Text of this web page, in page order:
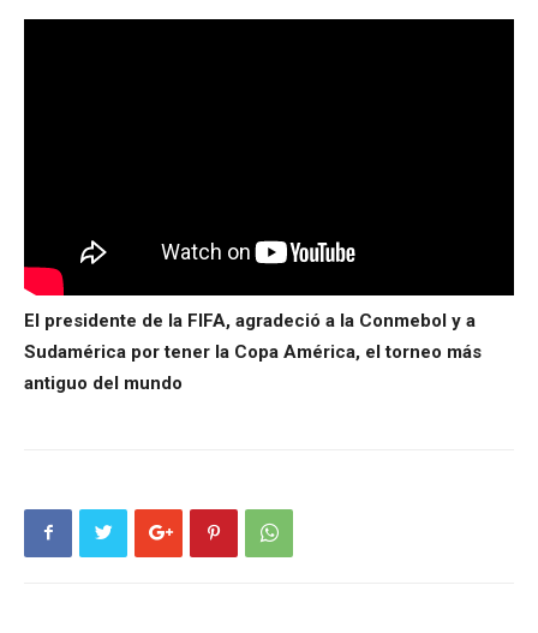
El presidente de la FIFA, agradeció a la Conmebol y a
Sudamérica por tener la Copa América, el torneo más
antiguo del mundo